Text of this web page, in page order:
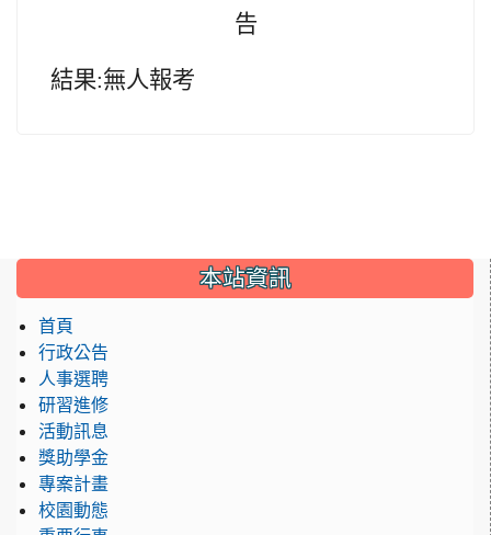
告
結果:無人報考
::: 本站資訊
首頁
行政公告
人事選聘
研習進修
活動訊息
獎助學金
專案計畫
校園動態